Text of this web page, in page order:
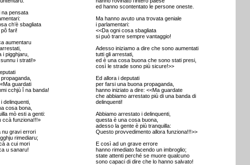
na pensata
ch’è sbagliata
fari!
aumentaru
i pigghjaru,
i strati!»
guardati
cchjù î na banda!
delinquenti,
cosa bona,
mò esti a genti:
ccà funziona!!!»
nu gravi errori
rimediaru;
a cui mori
u sanaru!
ed hanno scontentato le persone oneste.
Ma hanno avuto una trovata geniale
i parlamentari:
<<Da ogni cosa sbagliata
si può trarre sempre vantaggio!
Adesso iniziamo a dire che sono aumentati
tutti gli arrestati,
ed è una cosa buona che sono stati presi,
così le strade sono più sicure!>>
Ed allora i deputati
per farsi una buona propaganda,
hanno iniziato a dire: <<Ma guardate
che abbiamo arrestato più di una banda di
delinquenti!
Abbiamo arrestato i delinquenti,
questa è una cosa buona,
adesso la gente è più tranquilla:
Questo provvedimento allora funziona!!!>>
E così ad un grave errore
hanno rimediato facendo un imbroglio;
state attenti perché se muore qualcuno
sono capaci di dire che lo hanno salvato!